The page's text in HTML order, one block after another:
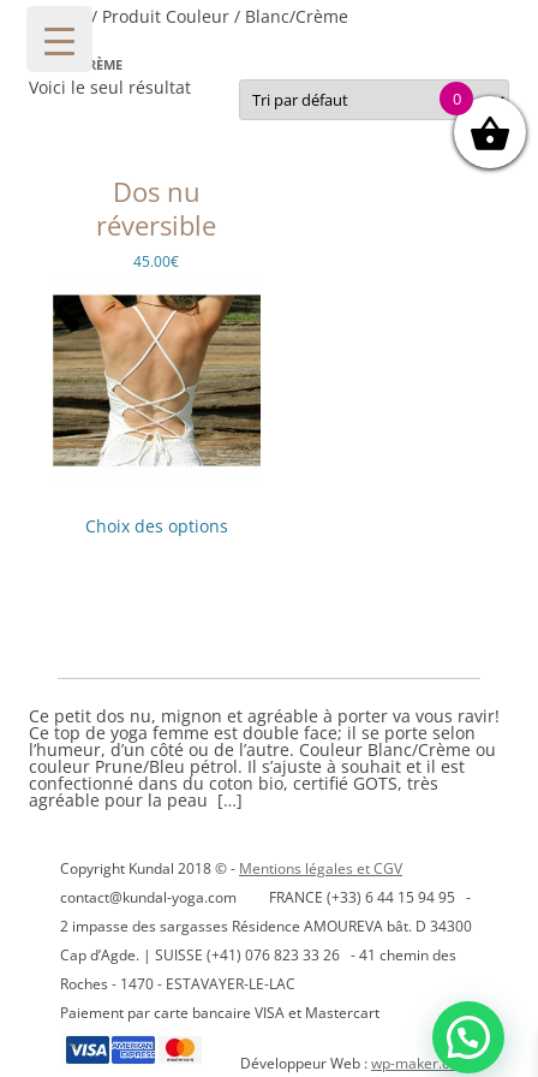
/ Produit Couleur / Blanc/Crème
BLANC/CRÈME
Voici le seul résultat
Dos nu
réversible
45.00€
Choix des optionsproduit
sur
page
du
produit
Ce petit dos nu, mignon et agréable à porter va vous ravir!
Ce top de yoga femme est double face; il se porte selon
l’humeur, d’un côté ou de l’autre. Couleur Blanc/Crème ou
couleur Prune/Bleu pétrol. Il s’ajuste à souhait et il est
confectionné dans du coton bio, certifié GOTS, très
agréable pour la peau […]
Copyright Kundal 2018 © - Mentions légales et CGV
contact@kundal-yoga.com FRANCE (+33) 6 44 15 94 95 -
2 impasse des sargasses Résidence AMOUREVA bât. D 34300
Cap d’Agde. | SUISSE (+41) 076 823 33 26 - 41 chemin des
Roches - 1470 - ESTAVAYER-LE-LAC
Paiement par carte bancaire VISA et Mastercart
Développeur Web :wp-maker.com
0